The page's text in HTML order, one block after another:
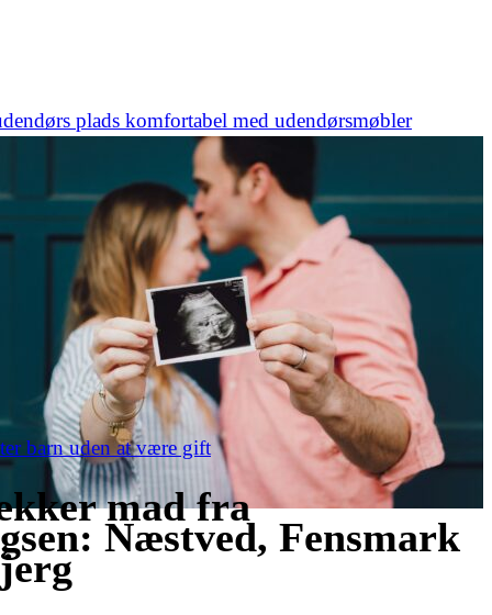
plads komfortabel med udendørsmøbler
barn uden at være gift
mad fra
Næstved, Fensmark